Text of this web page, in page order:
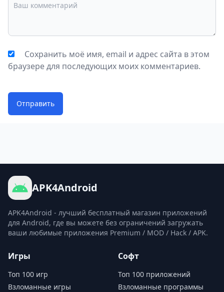
Сохранить моё имя, email и адрес сайта в этом
браузере для последующих моих комментариев.
Отправить
APK4Android
APK4Android - лучший бесплатный магазин приложений
для Android, где вы можете без ограничений загружать
ваши любимые приложения Premium / MOD / Hack / APK.
Игры
Топ 100 игр
Взломанные игры
Софт
Топ 100 приложений
Взломанные программы